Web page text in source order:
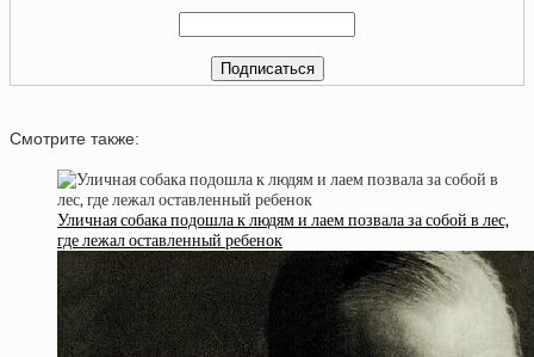
Смотрите также:
Уличная собака подошла к людям и лаем позвала за собой в лес,
где лежал оставленный ребенок